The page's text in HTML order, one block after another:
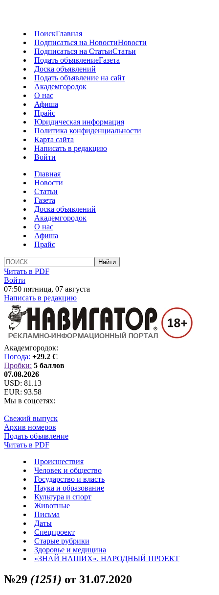
ПоискГлавная
Подписаться на НовостиНовости
Подписаться на СтатьиСтатьи
Подать объявлениеГазета
Доска объявлений
Подать объявление на сайт
Академгородок
О нас
Афиша
Прайс
Юридическая информация
Политика конфиденциальности
Карта сайта
Написать в редакцию
Войти
Главная
Новости
Статьи
Газета
Доска объявлений
Академгородок
О нас
Афиша
Прайс
Читать в PDF
Войти
07:50 пятница, 07 августа
Написать в редакцию
Академгородок:
Погода: +29.2 C
Пробки: 5 баллов
07.08.2026
USD: 81.13
EUR: 93.58
Мы в соцсетях:
Свежий выпуск
Архив номеров
Подать объявление
Читать в PDF
Происшествия
Человек и общество
Государство и власть
Наука и образование
Культура и спорт
Животные
Письма
Даты
Спецпроект
Старые рубрики
Здоровье и медицина
«ЗНАЙ НАШИХ». НАРОДНЫЙ ПРОЕКТ
№29 (1251) от 31.07.2020